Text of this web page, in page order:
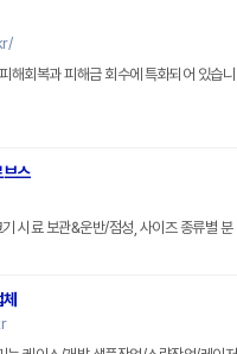
해회복과 피해금 회수에 특화되어 있습니
스
시료 보관&운반/점성, 사이즈 종류별 분